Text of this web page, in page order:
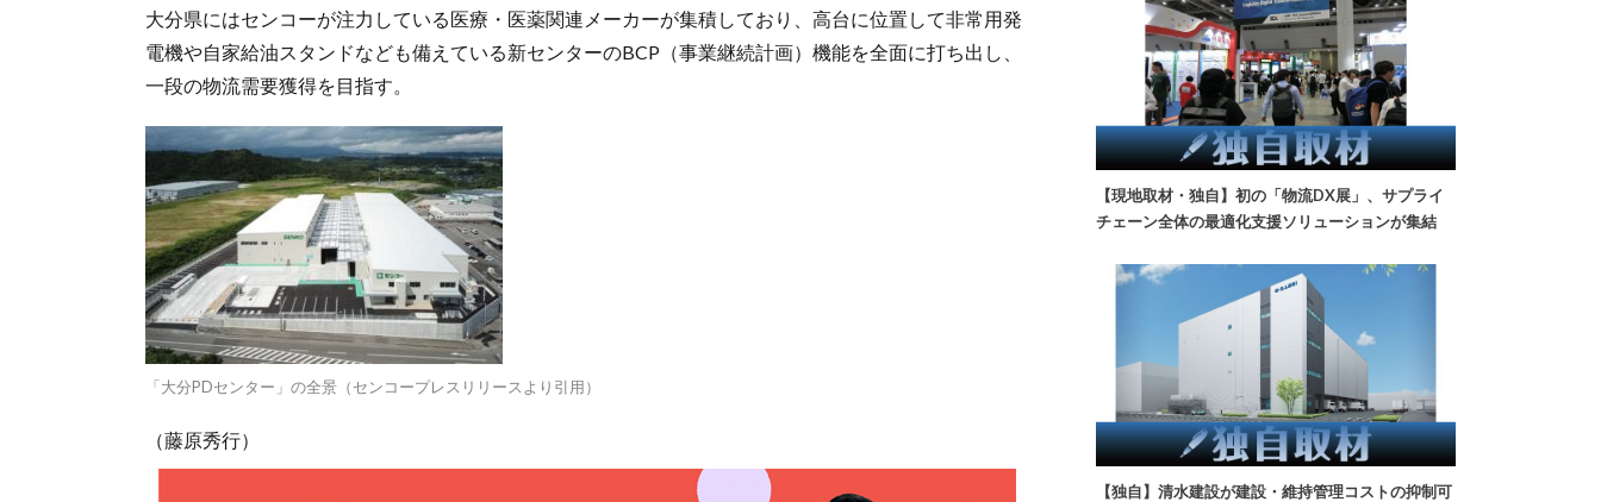
大分県にはセンコーが注力している医療・医薬関連メーカーが集積しており、高台に位置して非常用発
電機や自家給油スタンドなども備えている新センターのBCP（事業継続計画）機能を全面に打ち出し、
一段の物流需要獲得を目指す。
「大分PDセンター」の全景（センコープレスリリースより引用）
（藤原秀行）
【現地取材・独自】初の「物流DX展」、サプライ
チェーン全体の最適化支援ソリューションが集結
【独自】清水建設が建設・維持管理コストの抑制可